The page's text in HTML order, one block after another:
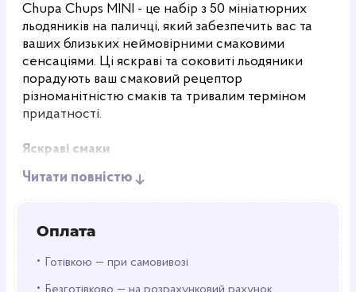
Оплата
• Готівкою — при самовивозі
•
Chupa Chups MINI - це набір з 50 мініатюрних
льодяників на паличці, який забезпечить вас та
ваших близьких неймовірними смаковими
сенсаціями. Ці яскраві та соковиті льодяники
порадують ваш смаковий рецептор
різноманітністю смаків та тривалим терміном
придатності.
Яскраві смаки
Особливістю Chupa Chups MINI є їхня
різноманітність смаків. В упаковці ви знайдете
сподобається як дітям, так і дорослим, ідеально
підходячи для створення святкового настрою.
Читати повністю